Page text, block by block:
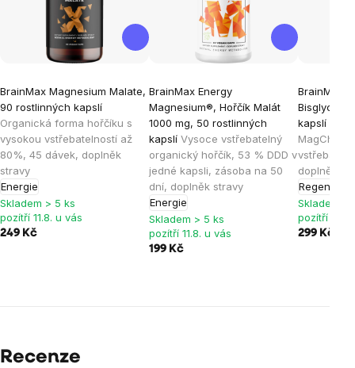
BrainMax Magnesium Malate,
90 rostlinných kapslí
Organická forma hořčíku s
vysokou vstřebatelností až
80%, 45 dávek, doplněk
stravy
Energie
Skladem > 5 ks
pozítří 11.8. u vás
249 Kč
BrainMax Energy
Magnesium®, Hořčík Malát
1000 mg, 50 rostlinných
kapslí Vysoce vstřebatelný
organický hořčík, 53 % DDD v
jedné kapsli, zásoba na 50
dní, doplněk stravy
Energie
Skladem > 5 ks
pozítří 11.8. u vás
199 Kč
BrainMax
kapslí
doplněk
Skladem >
pozítří 11.8.
299 Kč
Recenze